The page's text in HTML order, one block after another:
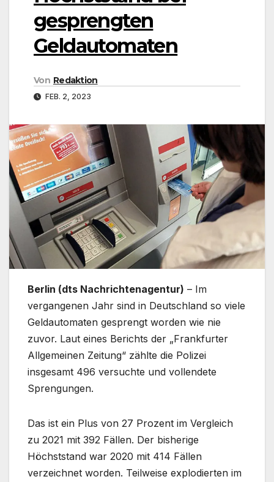
gesprengten
Geldautomaten
Von Redaktion
FEB. 2, 2023
Berlin (dts Nachrichtenagentur) – Im
vergangenen Jahr sind in Deutschland so viele
Geldautomaten gesprengt worden wie nie
zuvor. Laut eines Berichts der „Frankfurter
Allgemeinen Zeitung“ zählte die Polizei
insgesamt 496 versuchte und vollendete
Sprengungen.
Das ist ein Plus von 27 Prozent im Vergleich
zu 2021 mit 392 Fällen. Der bisherige
Höchststand war 2020 mit 414 Fällen
verzeichnet worden. Teilweise explodierten im